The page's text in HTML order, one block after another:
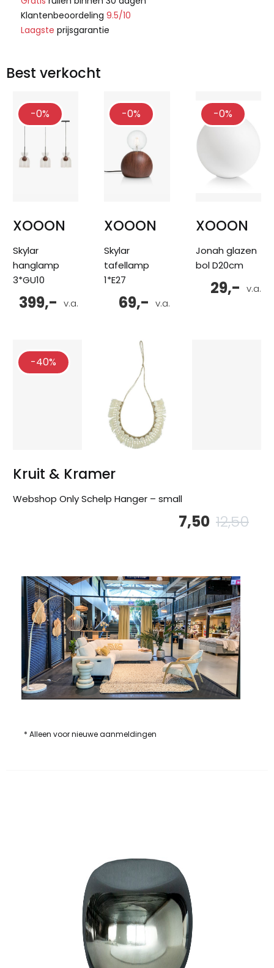
Klantenbeoordeling 9.5/10
Laagste prijsgarantie
Best verkocht
-0%
XOOON
Skylar
hanglamp
3*GU10
v.a.
399,-
-0%
XOOON
Skylar
tafellamp
1*E27
v.a.
69,-
-0%
XOOON
Jonah glazen
bol D20cm
v.a.
29,-
-40%
Kruit & Kramer
Webshop Only Schelp Hanger – small
12,50
7,50
* Alleen voor nieuwe aanmeldingen